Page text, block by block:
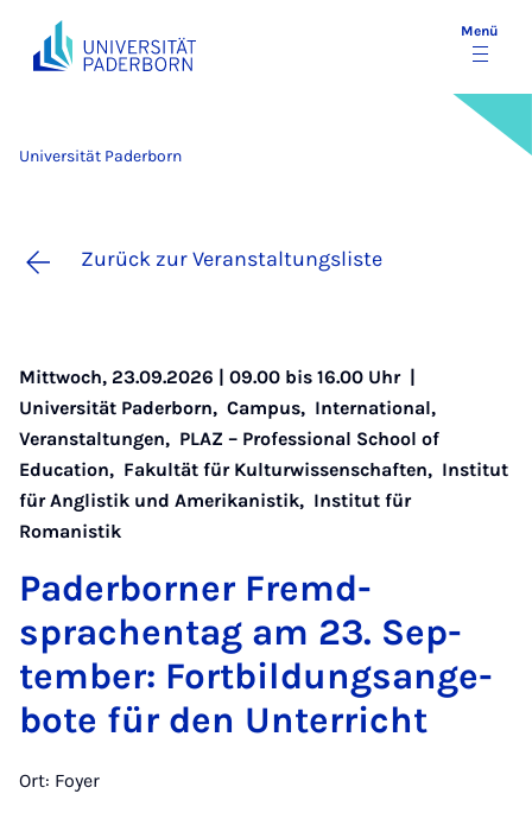
Menü
Universität Paderborn
Zurück zur Veranstaltungsliste
Mittwoch, 23.09.2026 | 09.00 bis 16.00 Uhr |
Universität Paderborn, Campus, International,
Veranstaltungen, PLAZ – Professional School of
Education, Fakultät für Kulturwissenschaften, Institut
für Anglistik und Amerikanistik, Institut für
Romanistik
Pa­der­bor­ner Fremd­
sprachen­tag am 23. Sep­
tem­ber: Fort­bil­dungs­an­ge­
bo­te für den Un­ter­richt
Ort: Foyer